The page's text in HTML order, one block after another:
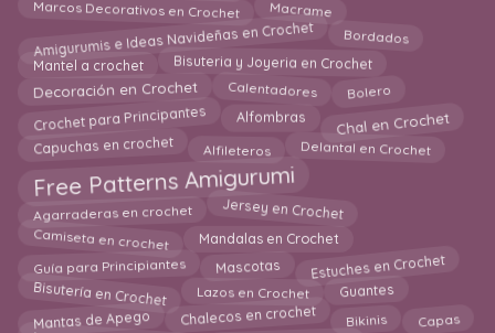
Marcos Decorativos en Crochet Macrame
Amigurumis e Ideas Navideñas en Crochet Bordados
Mantel a crochet Bisuteria y Joyeria en Crochet
Decoración en Crochet Calentadores Bolero
Crochet para Principantes Alfombras Chal en Crochet
Capuchas en crochet Alfileteros Delantal en Crochet
Free Patterns Amigurumi
Agarraderas en crochet Jersey en Crochet
Camiseta en crochet Mandalas en Crochet
Guía para Principiantes Mascotas Estuches en Crochet
Bisutería en Crochet Lazos en Crochet Guantes
Mantas de Apego Chalecos en crochet Bikinis Capas